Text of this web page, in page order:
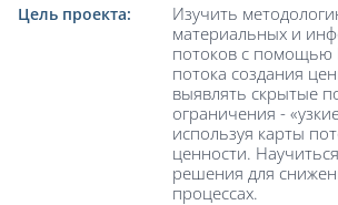
Цель проекта:
Изучить
материальных и
потоков с помощью
потока создания
выявлять скрытые
ограничения -
используя карты
ценности.
решения для
процессах.